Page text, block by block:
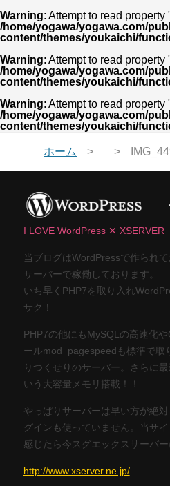
Warning: Attempt to read
/home/yogawa/yogawa.com/
content/themes/youkaichi/
Warning: Attempt to read
/home/yogawa/yogawa.com/
content/themes/youkaichi/
Warning: Attempt to read
/home/yogawa/yogawa.com/
content/themes/youkaichi/
ホーム
I LOVE WordPress ✕ XSERVER
当ブログはWordPressで作られ
サーバーで稼働しております。
いち早くPHP7を取り入れ
サク！
PHP7の他にもMySQLの高速化
ールmod_pagespeedも標準で取
りつくせりのサーバー。さらに
いう大容量メモリ搭載！！
やっぱりサーバーは早い方が絶
グインも使っていません。当サ
感じたら今スグエックスサーバ
http://www.xserver.ne.jp/